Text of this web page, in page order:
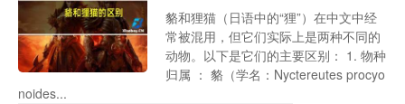
貉和狸猫（日语中的“狸”）在中文中经
常被混用，但它们实际上是两种不同的
动物。以下是它们的主要区别： 1. 物种
归属 ： 貉（学名：Nyctereutes procyo
noides...